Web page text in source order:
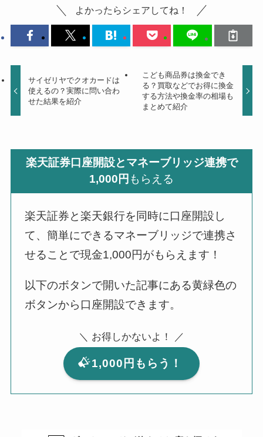
よかったらシェアしてね！
サイゼリヤでクオカードは
使えるの？実際に問い合わ
せた結果を紹介
こども商品券は換金でき
る？買取などでお得に換金
する方法や換金率の相場も
まとめて紹介
楽天証券口座開設とマネーブリッジ連携で
1,000円 もらえる
楽天証券と楽天銀行を同時に口座開設し
て、簡単にできるマネーブリッジで連携さ
せることで現金1,000円がもらえます！
以下のボタンで開いた記事にある黄緑色の
ボタンから口座開設できます。
＼ お得しかないよ！ ／
1,000円もらう！